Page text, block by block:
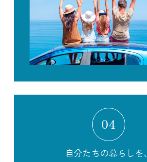
04
自分たちの暮らしを、